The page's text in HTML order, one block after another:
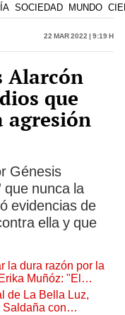
SOCIEDAD MUNDO
22 Mar 2022 | 9:19 h
Alarcón
que
agresión
Génesis
que nunca la
evidencias de
ella y que
la dura razón por la
Muñóz: "El
de La Bella Luz,
con